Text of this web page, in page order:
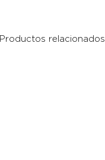
Productos relacionados